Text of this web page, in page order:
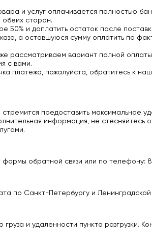
и услуг оплачивается полностью
сторон.
50% и доплатить остаток после
а оставшуюся сумму оплатить по
рассматриваем вариант полной
с вами.
платежа, пожалуйста, обратитесь к
предоставить максимальное
информация, не
обратной связи или по телефону:
по Санкт-Петербургу и
и удаленности пункта разгрузки.